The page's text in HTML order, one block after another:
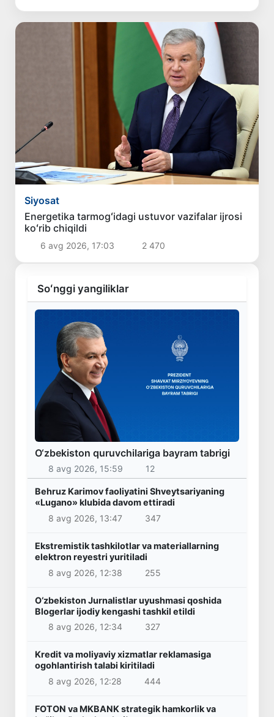
Siyosat
Energetika tarmogʻidagi ustuvor vazifalar ijrosi
koʻrib chiqildi
6 avg 2026, 17:03 2 470
Soʻnggi yangiliklar
O‘zbekiston quruvchilariga bayram tabrigi
8 avg 2026, 15:59 12
Behruz Karimov faoliyatini Shveytsariyaning
«Lugano» klubida davom ettiradi
8 avg 2026, 13:47
347
Ekstremistik tashkilotlar va materiallarning
elektron reyestri yuritiladi
8 avg 2026, 12:38
255
O‘zbekiston Jurnalistlar uyushmasi qoshida
Blogerlar ijodiy kengashi tashkil etildi
8 avg 2026, 12:34
327
Kredit va moliyaviy xizmatlar reklamasiga
ogohlantirish talabi kiritiladi
8 avg 2026, 12:28
444
FOTON va MKBANK strategik hamkorlik va